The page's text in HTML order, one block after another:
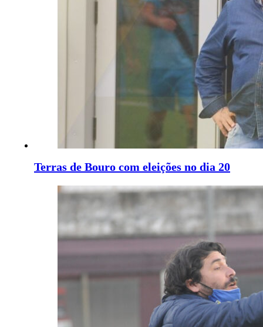
Terras de Bouro com eleições no dia 20